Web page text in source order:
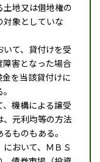
土地又は借地権の
対象としていな
て、貸付けを受
障害となった場合
を当該貸付けに
機構による譲受
、元利均等の方法
ものもある。
おいて、ＭＢＳ